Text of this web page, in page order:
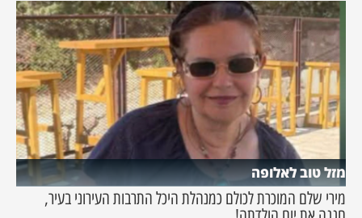
מזל טוב לאלופה
מירי שלם המוכרת לכולם כמנהלת היכל התרבות העירוני בעיר,